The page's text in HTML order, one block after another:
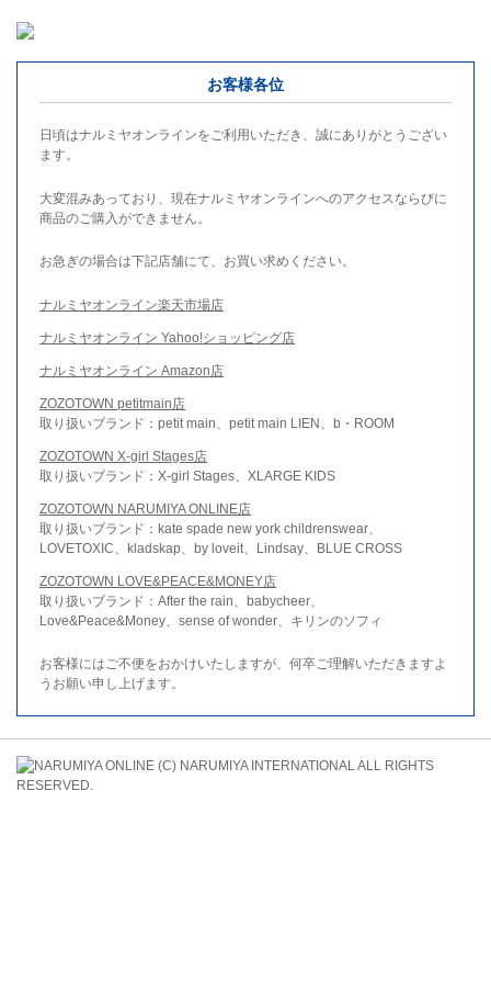
お客様各位
日頃はナルミヤオンラインをご利用いただき、誠にありがとうござい
ます。
大変混みあっており、現在ナルミヤオンラインへのアクセスならびに
商品のご購入ができません。
お急ぎの場合は下記店舗にて、お買い求めください。
ナルミヤオンライン楽天市場店
ナルミヤオンライン Yahoo!ショッピング店
ナルミヤオンライン Amazon店
ZOZOTOWN petitmain店
取り扱いブランド：petit main、petit main LIEN、b・ROOM
ZOZOTOWN X-girl Stages店
取り扱いブランド：X-girl Stages、XLARGE KIDS
ZOZOTOWN NARUMIYA ONLINE店
取り扱いブランド：kate spade new york childrenswear、
LOVETOXIC、kladskap、by loveit、Lindsay、BLUE CROSS
ZOZOTOWN LOVE&PEACE&MONEY店
取り扱いブランド：After the rain、babycheer、
Love&Peace&Money、sense of wonder、キリンのソフィ
お客様にはご不便をおかけいたしますが、何卒ご理解いただきますよ
うお願い申し上げます。